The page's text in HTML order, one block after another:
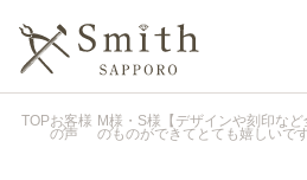
TOPお客様
の声
M様・S様【デザインや刻印な
のものができてとても嬉しいです